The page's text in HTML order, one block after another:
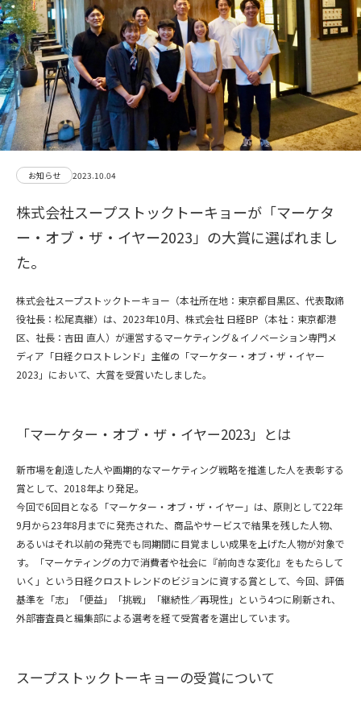
お知らせ 2023.10.04
株式会社スープストックトーキョーが「マーケタ
ー・オブ・ザ・イヤー2023」の大賞に選ばれまし
た。
株式会社スープストックトーキョー（本社所在地：東京都目黒区、代表取締
役社長：松尾真継）は、2023年10月、株式会社 日経BP（本社：東京都港
区、社長：吉田 直人）が運営するマーケティング＆イノベーション専門メ
ディア「日経クロストレンド」主催の「マーケター・オブ・ザ・イヤー
2023」において、大賞を受賞いたしました。
「マーケター・オブ・ザ・イヤー2023」とは
新市場を創造した人や画期的なマーケティング戦略を推進した人を表彰する
賞として、2018年より発足。
今回で6回目となる「マーケター・オブ・ザ・イヤー」は、原則として22年
9月から23年8月までに発売された、商品やサービスで結果を残した人物、
あるいはそれ以前の発売でも同期間に目覚ましい成果を上げた人物が対象で
す。「マーケティングの力で消費者や社会に『前向きな変化』をもたらして
いく」という日経クロストレンドのビジョンに資する賞として、今回、評価
基準を「志」「便益」「挑戦」「継続性／再現性」という4つに刷新され、
外部審査員と編集部による選考を経て受賞者を選出しています。
スープストックトーキョーの受賞について